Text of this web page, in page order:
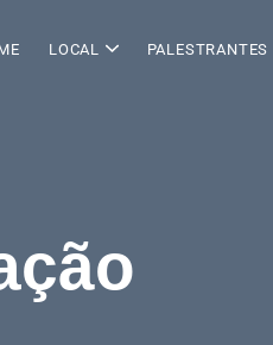
LOCAL PALESTRANTES